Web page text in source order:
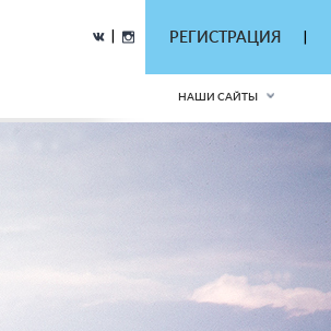
РЕГИСТРАЦИЯ
НАШИ САЙТЫ